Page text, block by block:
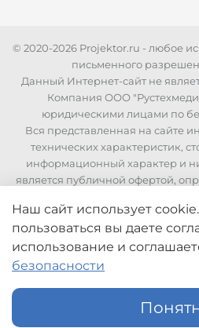
© 2020-2026 Projektor.ru - любое
письменного
Данный Интернет-сайт не
Компания ООО
юридическими лицами по
Вся представленная на сайте
технических характеристик,
информационный характер и
является публичной офертой,
стоимости и технических
связаться с нашими
на
Наш сайт использует
пользоваться вы даете
использование и
безопасности